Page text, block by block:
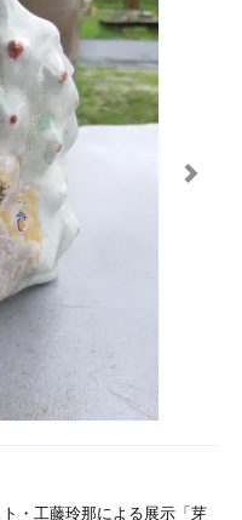
・工藤玲那による展示「芽